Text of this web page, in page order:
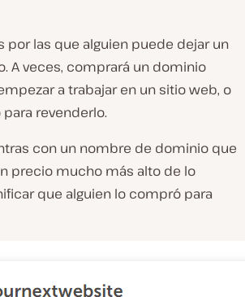
por las que alguien puede dejar un
A veces, comprará un dominio
a trabajar en un sitio web, o
revenderlo.
con un nombre de dominio que
precio mucho más alto de lo
que alguien lo compró para